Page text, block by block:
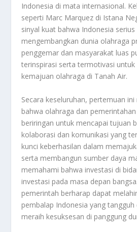
Indonesia di mata internasional.
seperti Marc Marquez di Istana
sinyal kuat bahwa Indonesia serius
mengembangkan dunia olahraga
penggemar dan masyarakat luas
terinspirasi serta termotivasi
kemajuan olahraga di Tanah Air.
Secara keseluruhan, pertemuan
bahwa olahraga dan
beriringan untuk mencapai tujuan
kolaborasi dan komunikasi yang
kunci keberhasilan dalam
serta membangun sumber daya
memahami bahwa investasi di
investasi pada masa depan
pemerintah berharap dapat
pembalap Indonesia yang
meraih kesuksesan di panggung